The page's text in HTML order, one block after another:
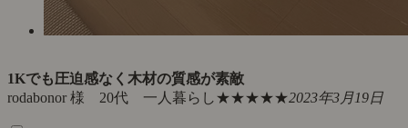
1Kでも圧迫感なく木材の質感が素敵
rodabonor 様 20代 一人暮らし★★★★★2023年3月19日